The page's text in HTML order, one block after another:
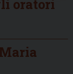
oratori